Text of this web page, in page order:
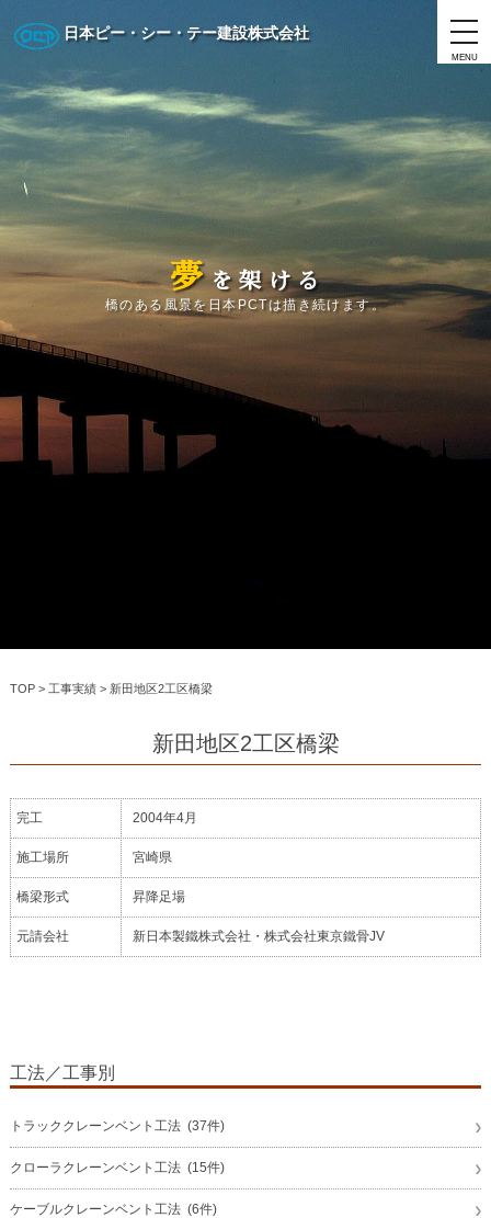
日本ピー・シー・テー建設株式会社
MENU
夢 を 架 け る
橋のある風景を日本PCTは描き続けます。
TOP> 工事実績> 新田地区2工区橋梁
新田地区2工区橋梁
完工 2004年4月
施工場所 宮崎県
橋梁形式 昇降足場
元請会社 新日本製鐵株式会社・株式会社東京鐵骨JV
工法／工事別
トラッククレーンベント工法 (37件)
クローラクレーンベント工法 (15件)
ケーブルクレーンベント工法 (6件)